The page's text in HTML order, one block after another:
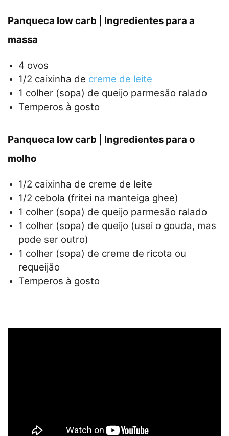
Panqueca low carb | Ingredientes para a
massa
4 ovos
1/2 caixinha de creme de leite
1 colher (sopa) de queijo parmesão ralado
Temperos à gosto
Panqueca low carb | Ingredientes para o
molho
1/2 caixinha de creme de leite
1/2 cebola (fritei na manteiga ghee)
1 colher (sopa) de queijo parmesão ralado
1 colher (sopa) de queijo (usei o gouda, mas
pode ser outro)
1 colher (sopa) de creme de ricota ou
requeijão
Temperos à gosto